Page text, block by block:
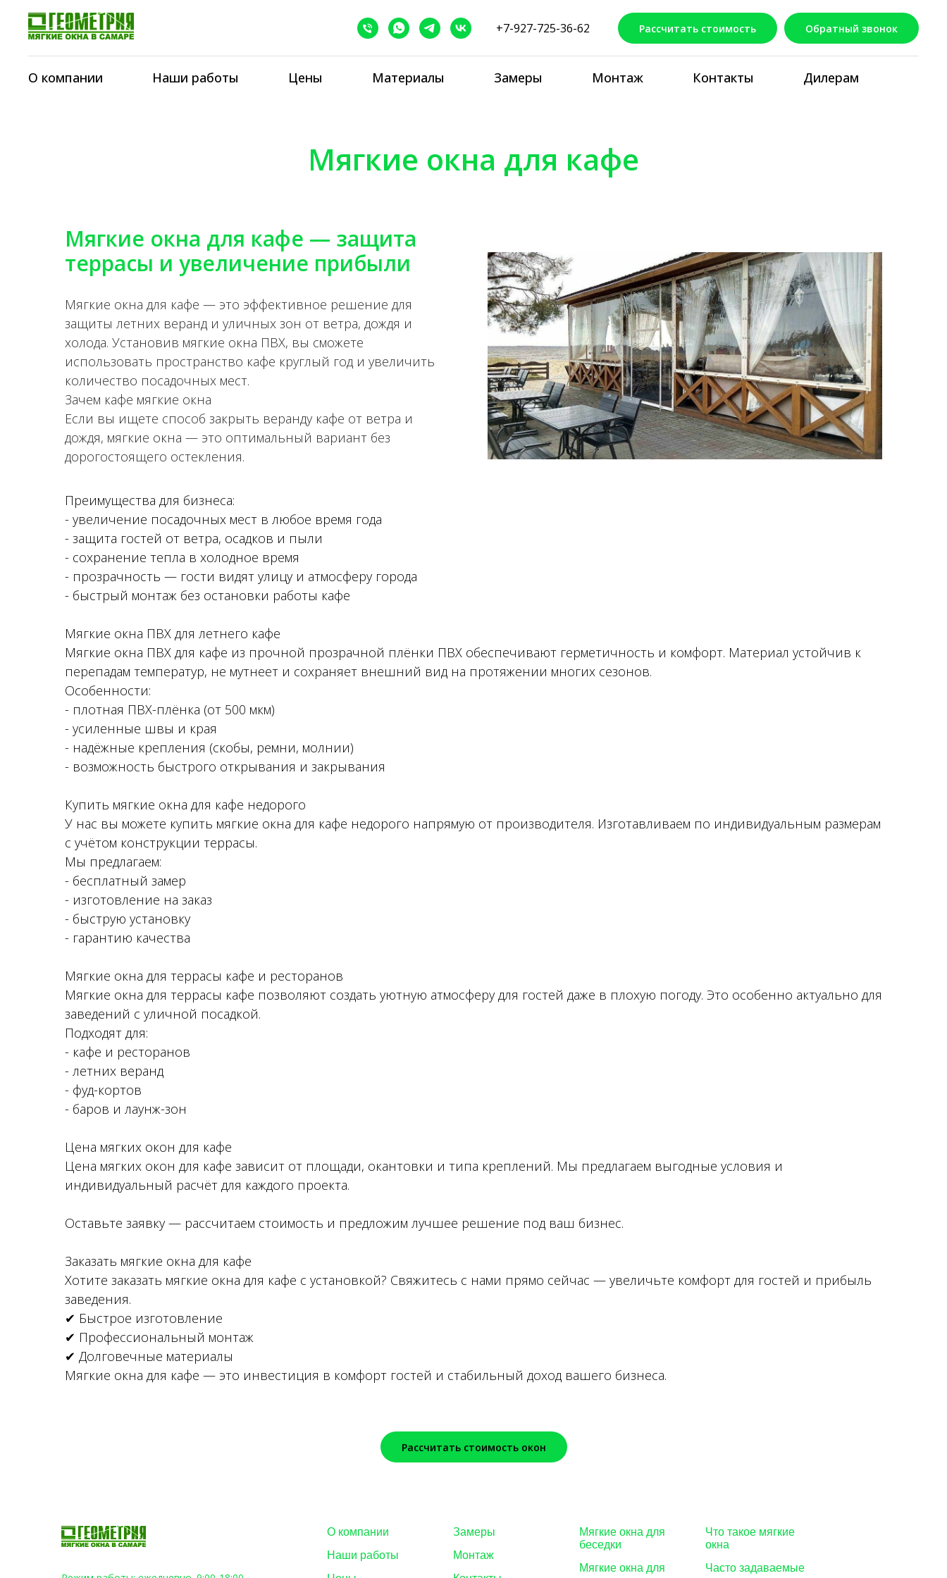
+7-927-725-36-62 Рассчитать стоимость Обратный звонок
О компании Наши работы Цены Материалы Замеры Монтаж Контакты Дилерам
Мягкие окна для кафе
Мягкие окна для кафе — защита
террасы и увеличение прибыли
Мягкие окна для кафе — это эффективное решение для
защиты летних веранд и уличных зон от ветра, дождя и
холода. Установив мягкие окна ПВХ, вы сможете
использовать пространство кафе круглый год и увеличить
количество посадочных мест.
Зачем кафе мягкие окна
Если вы ищете способ закрыть веранду кафе от ветра и
дождя, мягкие окна — это оптимальный вариант без
дорогостоящего остекления.
Преимущества для бизнеса:
- увеличение посадочных мест в любое время года
- защита гостей от ветра, осадков и пыли
- сохранение тепла в холодное время
- прозрачность — гости видят улицу и атмосферу города
- быстрый монтаж без остановки работы кафе
Мягкие окна ПВХ для летнего кафе
Мягкие окна ПВХ для кафе из прочной прозрачной плёнки ПВХ обеспечивают герметичность и комфорт. Материал устойчив к
перепадам температур, не мутнеет и сохраняет внешний вид на протяжении многих сезонов.
Особенности:
- плотная ПВХ-плёнка (от 500 мкм)
- усиленные швы и края
- надёжные крепления (скобы, ремни, молнии)
- возможность быстрого открывания и закрывания
Купить мягкие окна для кафе недорого
У нас вы можете купить мягкие окна для кафе недорого напрямую от производителя. Изготавливаем по индивидуальным размерам
с учётом конструкции террасы.
Мы предлагаем:
- бесплатный замер
- изготовление на заказ
- быструю установку
- гарантию качества
Мягкие окна для террасы кафе и ресторанов
Мягкие окна для террасы кафе позволяют создать уютную атмосферу для гостей даже в плохую погоду. Это особенно актуально для
заведений с уличной посадкой.
Подходят для:
- кафе и ресторанов
- летних веранд
- фуд-кортов
- баров и лаунж-зон
Цена мягких окон для кафе
Цена мягких окон для кафе зависит от площади, окантовки и типа креплений. Мы предлагаем выгодные условия и
индивидуальный расчёт для каждого проекта.
Оставьте заявку — рассчитаем стоимость и предложим лучшее решение под ваш бизнес.
Заказать мягкие окна для кафе
Хотите заказать мягкие окна для кафе с установкой? Свяжитесь с нами прямо сейчас — увеличьте комфорт для гостей и прибыль
заведения.
✔ Быстрое изготовление
✔ Профессиональный монтаж
✔ Долговечные материалы
Мягкие окна для кафе — это инвестиция в комфорт гостей и стабильный доход вашего бизнеса.
Рассчитать стоимость окон
О компании
Наши работы
Замеры
Монтаж
Мягкие окна для
беседки
Мягкие окна для
Что такое мягкие
окна
Часто задаваемые